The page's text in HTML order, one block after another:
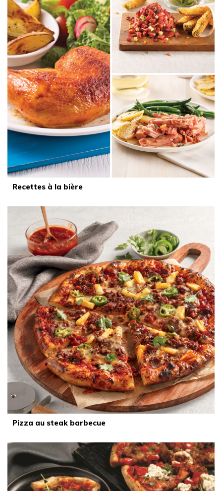
Recettes à la bière
Pizza au steak barbecue